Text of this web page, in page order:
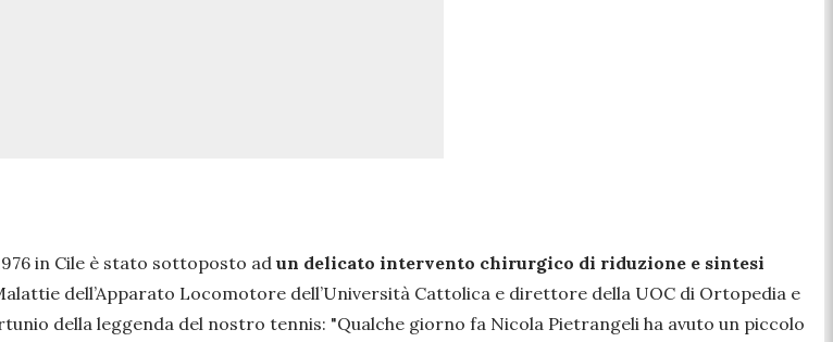
in Cile è stato sottoposto ad un delicato intervento chirurgico di riduzione e sintesi
dell’Apparato Locomotore dell’Università Cattolica e direttore della UOC di Ortopedia e
della leggenda del nostro tennis: "Qualche giorno fa Nicola Pietrangeli ha avuto un piccolo